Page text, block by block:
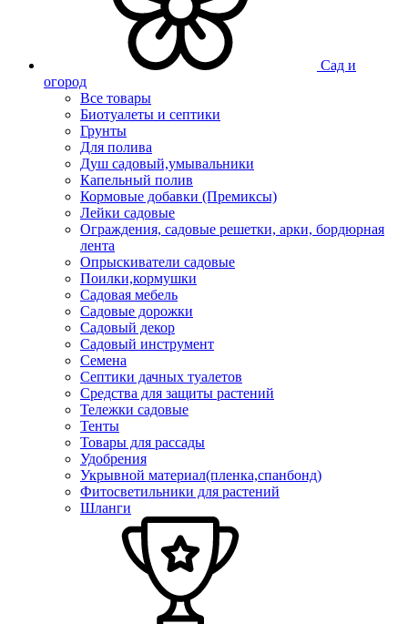
Сад и
огород
Все товары
Биотуалеты и септики
Грунты
Для полива
Душ садовый,умывальники
Капельный полив
Кормовые добавки (Премиксы)
Лейки садовые
Ограждения, садовые решетки, арки, бордюрная
лента
Опрыскиватели садовые
Поилки,кормушки
Садовая мебель
Садовые дорожки
Садовый декор
Садовый инструмент
Семена
Септики дачных туалетов
Средства для защиты растений
Тележки садовые
Тенты
Товары для рассады
Удобрения
Укрывной материал(пленка,спанбонд)
Фитосветильники для растений
Шланги